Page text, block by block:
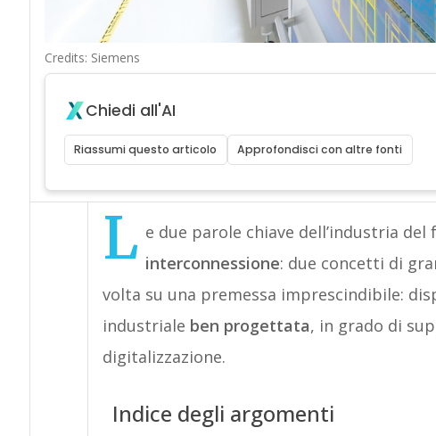
Credits: Siemens
Chiedi all'AI
Riassumi questo articolo Approfondisci con altre fonti
L e due parole chiave dell’industria
interconnessione: due concetti di
volta su una premessa imprescindibile:
industriale ben progettata, in grado di
digitalizzazione.
Indice degli argomenti